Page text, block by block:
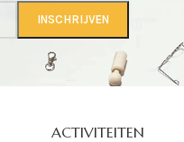
ACTIVITEITEN